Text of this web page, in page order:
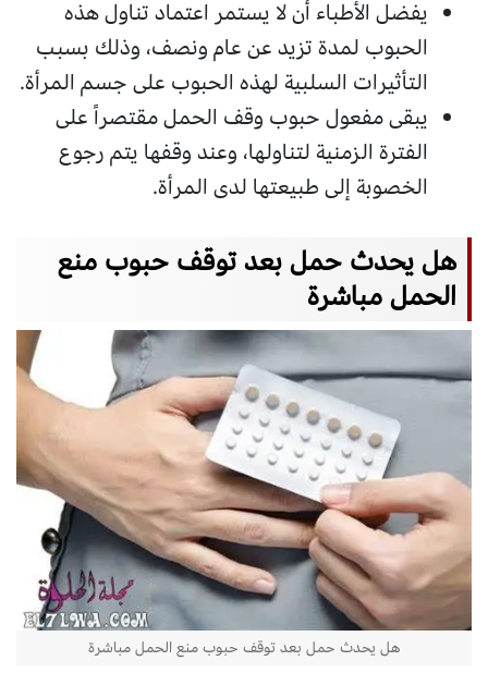
يفضل الأطباء أن لا يستمر اعتماد تناول هذه
الحبوب لمدة تزيد عن عام ونصف، وذلك بسبب
التأثيرات السلبية لهذه الحبوب على جسم المرأة.
يبقى مفعول حبوب وقف الحمل مقتصراً على
الفترة الزمنية لتناولها، وعند وقفها يتم رجوع
الخصوبة إلى طبيعتها لدى المرأة.
هل يحدث حمل بعد توقف حبوب منع
الحمل مباشرة
هل يحدث حمل بعد توقف حبوب منع الحمل مباشرة